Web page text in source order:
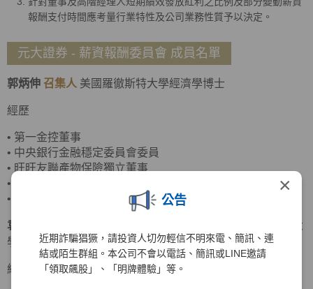
×
公告
近期詐騙猖獗，請投資人切勿輕信不明來電、簡訊、連
結或陌生群組。本公司不會以電話、簡訊或LINE邀請
「領取飆股」、「明牌體驗」等。
報酬支付時間應考量行業特性及公司業務性質予以決定。
元大證券 - 薪資報酬委員會 成員名單
郭炳伸 召集人 美國羅徹斯特大學經濟學博士
經歷
• 第一金控董事
• 中央銀行金融穩定委員會委員
• 旺旺友聯產物保險獨立董事
•
•
袁惠兒
美國密蘇里大學會計碩士、美國南伊利諾大
學企管碩士
經歷